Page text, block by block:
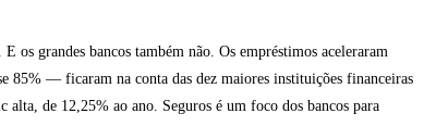
os grandes bancos também não. Os empréstimos aceleraram
85% — ficaram na conta das dez maiores instituições financeiras
de 12,25% ao ano. Seguros é um foco dos bancos para